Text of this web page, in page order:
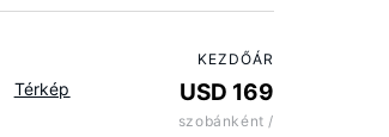
Térkép
KEZDŐÁR
USD 169
szobánként /